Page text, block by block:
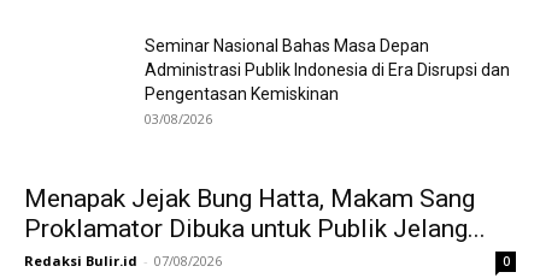
Seminar Nasional Bahas Masa Depan
Administrasi Publik Indonesia di Era Disrupsi dan
Pengentasan Kemiskinan
03/08/2026
Menapak Jejak Bung Hatta, Makam Sang
Proklamator Dibuka untuk Publik Jelang...
Redaksi Bulir.id - 07/08/2026 0